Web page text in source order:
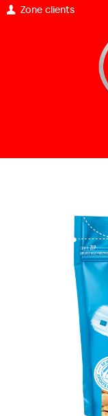
Zone clients